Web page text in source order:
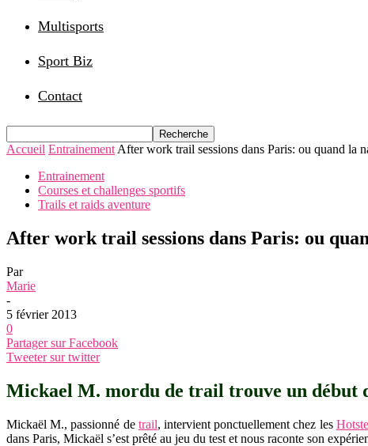
Multisports
Sport Biz
Contact
Accueil Entrainement After work trail sessions dans Paris: ou quand la
Entrainement
Courses et challenges sportifs
Trails et raids aventure
After work trail sessions dans Paris: ou
Par
Marie
-
5 février 2013
0
Partager sur Facebook
Tweeter sur twitter
Mickael M. mordu de trail trouve un début
Mickaël M., passionné de trail, intervient ponctuellement chez les
dans Paris, Mickaël s’est prêté au jeu du test et nous raconte son